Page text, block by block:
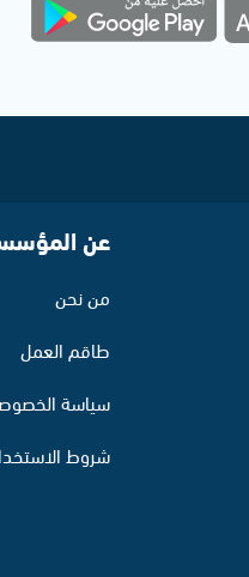
عن
من نحن
طاقم العمل
سياسة
شروط